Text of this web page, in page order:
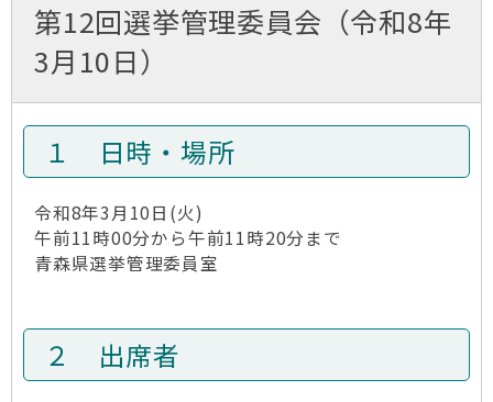
第12回選挙管理委員会（令和8年
3月10日）
１ 日時・場所
令和8年3月10日(火)
午前11時00分から午前11時20分まで
青森県選挙管理委員室
２ 出席者